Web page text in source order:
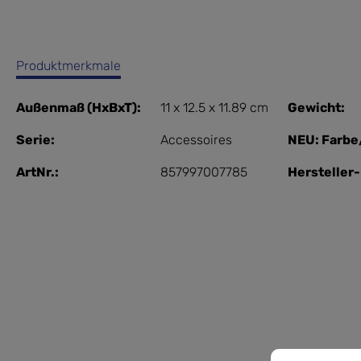
Produktmerkmale
Außenmaß (HxBxT): 11 x 12.5 x 11.89 cm Gewicht:
Serie: Accessoires NEU:
ArtNr.: 857997007785
Cookie-
Diese Website